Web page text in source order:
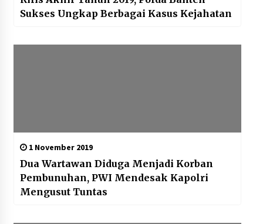
Sukses Ungkap Berbagai Kasus Kejahatan
1 November 2019
Dua Wartawan Diduga Menjadi Korban
Pembunuhan, PWI Mendesak Kapolri
Mengusut Tuntas